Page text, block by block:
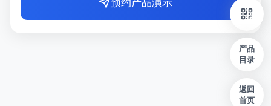
预约产品演示
产品
目录
返回
首页